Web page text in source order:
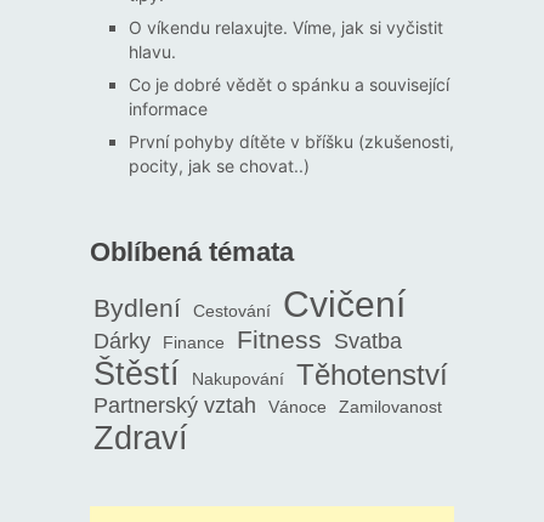
O víkendu relaxujte. Víme, jak si vyčistit
hlavu.
Co je dobré vědět o spánku a související
informace
První pohyby dítěte v bříšku (zkušenosti,
pocity, jak se chovat..)
Oblíbená témata
Bydlení Cestování Cvičení
Dárky Finance Fitness Svatba
Štěstí Nakupování Těhotenství
Partnerský vztah Vánoce Zamilovanost
Zdraví